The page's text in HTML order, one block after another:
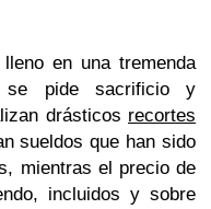
en una tremenda
pide sacrificio y
drásticos recortes
sueldos que han sido
mientras el precio de
incluidos y sobre